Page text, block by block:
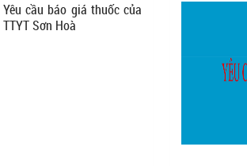
Yêu cầu báo giá thuốc của
TTYT Sơn Hoà